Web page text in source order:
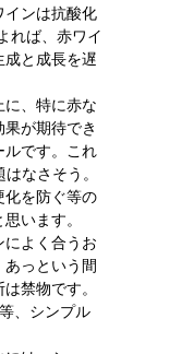
インは抗酸化
れば、赤ワイ
成と成長を遅
に、特に赤な
が期待でき
ルです。これ
なさそう。
化を防ぐ等の
います。
によく合うお
っという間
禁物です。
、シンプル